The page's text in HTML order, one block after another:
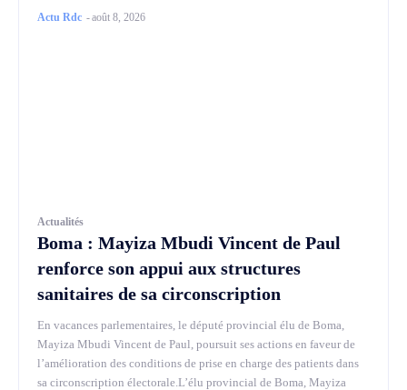
Actu Rdc -août 8, 2026
Actualités
Boma : Mayiza Mbudi Vincent de Paul
renforce son appui aux structures
sanitaires de sa circonscription
En vacances parlementaires, le député provincial élu de Boma,
Mayiza Mbudi Vincent de Paul, poursuit ses actions en faveur de
l’amélioration des conditions de prise en charge des patients dans
sa circonscription électorale.L’élu provincial de Boma, Mayiza